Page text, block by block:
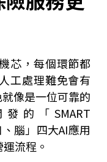
芯，每個環節都
工處理難免會有
像是一位可靠的
的「SMART
腦」四大AI應用
流程。